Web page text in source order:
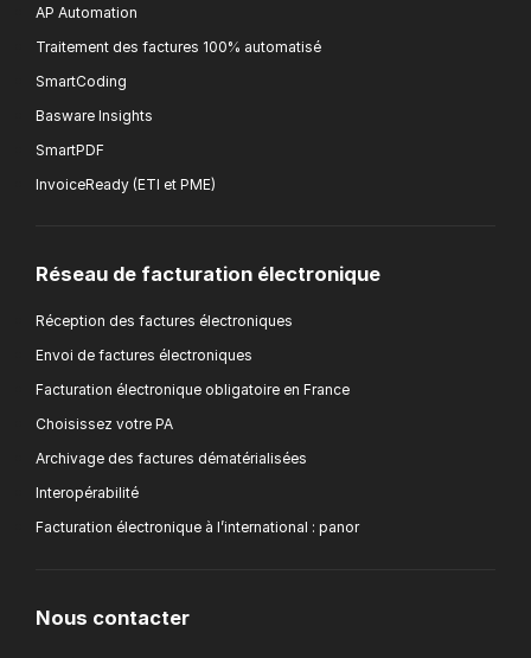
AP Automation
Traitement des factures 100% automatisé
SmartCoding
Basware Insights
SmartPDF
InvoiceReady (ETI et PME)
Réseau de facturation électronique
Réception des factures électroniques
Envoi de factures électroniques
Facturation électronique obligatoire en France
Choisissez votre PA
Archivage des factures dématérialisées
Interopérabilité
Facturation électronique à l’international : panor
Nous contacter